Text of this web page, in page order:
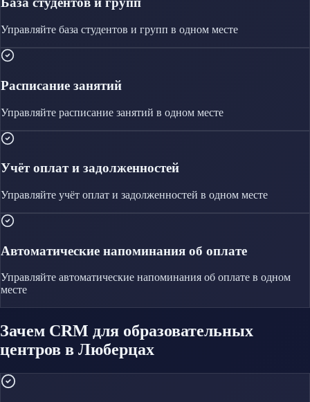
Управляйте база студентов и групп в одном месте
Расписание занятий
Управляйте расписание занятий в одном месте
Учёт оплат и задолженностей
Управляйте учёт оплат и задолженностей в одном месте
Автоматические напоминания об оплате
Управляйте автоматические напоминания об оплате в одном
месте
Зачем CRM для образовательных
центров в Люберцах